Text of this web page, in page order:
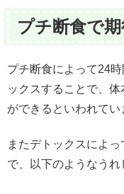
プチ断食で
プチ断食によって24
ックスすることで、
ができるといわれてい
またデトックスによ
で、以下のようなうれ